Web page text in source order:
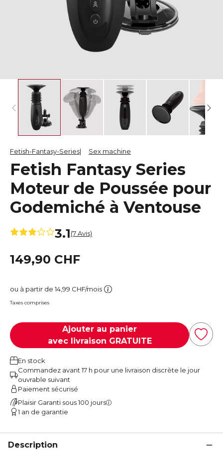
Fetish-Fantasy-Series Sex machine
Fetish Fantasy Series
Moteur de Poussée pour
Godemiché à Ventouse
3.1(7 Avis)
149,90 CHF
ou à partir de 14,99 CHF/mois
Taxes comprises
Ajouter au panier
avec livraison GRATUITE
En stock
Commandez avant 17 h pour une livraison discrète le jour
ouvrable suivant
Paiement sécurisé
Plaisir Garanti sous 100 jours
1 an de garantie
Description